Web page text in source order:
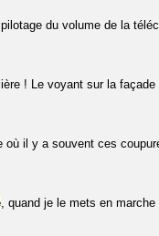
du volume de la
! Le voyant sur la
où il y a souvent ces
, quand je le mets en